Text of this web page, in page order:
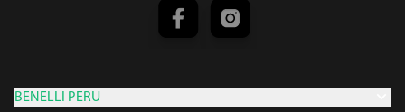
BENELLI PERU